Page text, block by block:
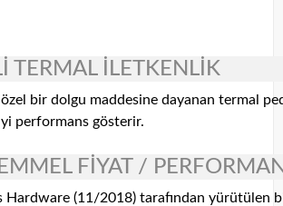
TERMAL İLETKENLİK
bir dolgu maddesine dayanan termal
performans gösterir.
FİYAT /
Hardware (11/2018) tarafından yürütülen